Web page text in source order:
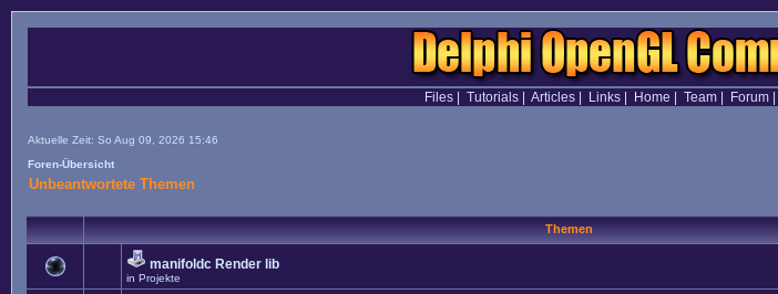
Files| Tutorials| Articles| Links| Home Team| Forum|
Aktuelle Zeit: So Aug 09, 2026 15:46
Foren-Übersicht
Unbeantwortete Themen
Themen
manifoldc Render lib
in Projekte